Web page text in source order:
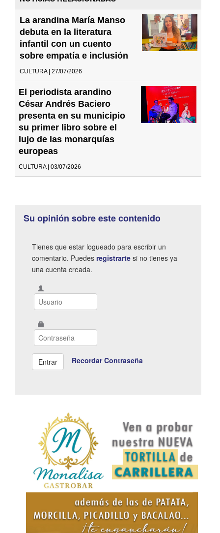
La arandina María Manso
debuta en la literatura
infantil con un cuento
sobre empatía e inclusión
CULTURA | 27/07/2026
El periodista arandino
César Andrés Baciero
presenta en su municipio
su primer libro sobre el
lujo de las monarquías
europeas
CULTURA | 03/07/2026
Su opinión sobre este contenido
Tienes que estar logueado para escribir un
comentario. Puedes registrarte si no tienes ya
una cuenta creada.
Recordar Contraseña